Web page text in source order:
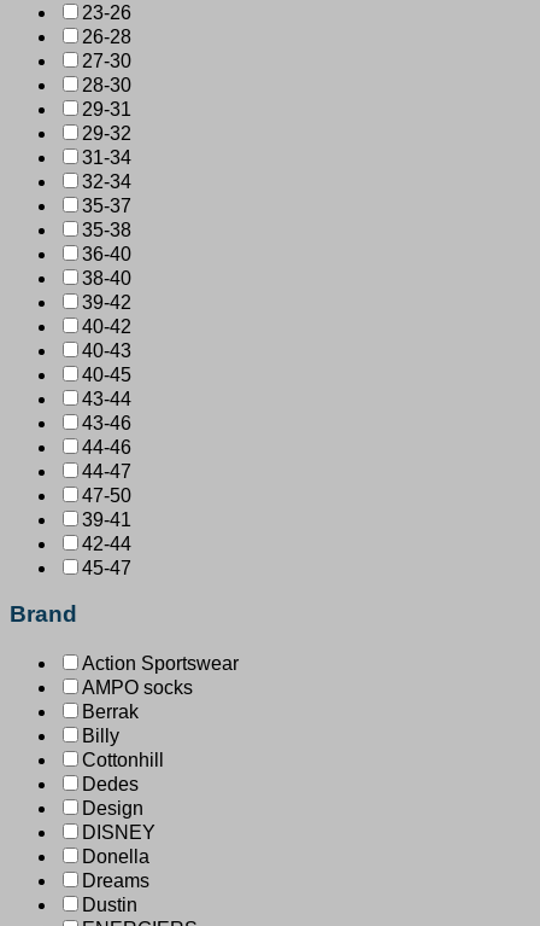
23-26
26-28
27-30
28-30
29-31
29-32
31-34
32-34
35-37
35-38
36-40
38-40
39-42
40-42
40-43
40-45
43-44
43-46
44-46
44-47
47-50
39-41
42-44
45-47
Brand
Action Sportswear
AMPO socks
Berrak
Billy
Cottonhill
Dedes
Design
DISNEY
Donella
Dreams
Dustin